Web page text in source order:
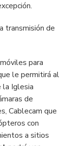
transmisión de
para
le permitirá al
la Iglesia
de
Cablecam que
con
a sitios